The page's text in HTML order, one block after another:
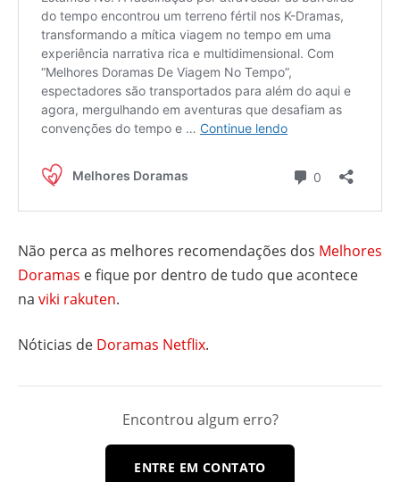
Não perca as melhores recomendações dos Melhores
Doramas e fique por dentro de tudo que acontece
na viki rakuten.
Nóticias de Doramas Netflix.
Encontrou algum erro?
ENTRE EM CONTATO